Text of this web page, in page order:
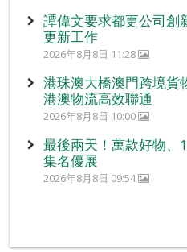
譚偉文要求都更公司創
更新工作
2026年8月8日 11:28
港珠澳大橋澳門跨境貨
港澳物流高效聯通
2026年8月8日 10:00
最後兩天！萬款好物、
集名優展
2026年8月8日 09:54